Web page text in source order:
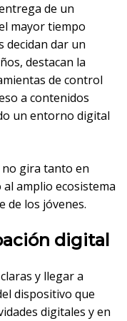
de un
mayor tiempo
decidan dar un
destacan la
de control
a contenidos
un entorno digital
gira tanto en
amplio ecosistema
de los jóvenes.
digital
y llegar a
dispositivo que
digitales y en